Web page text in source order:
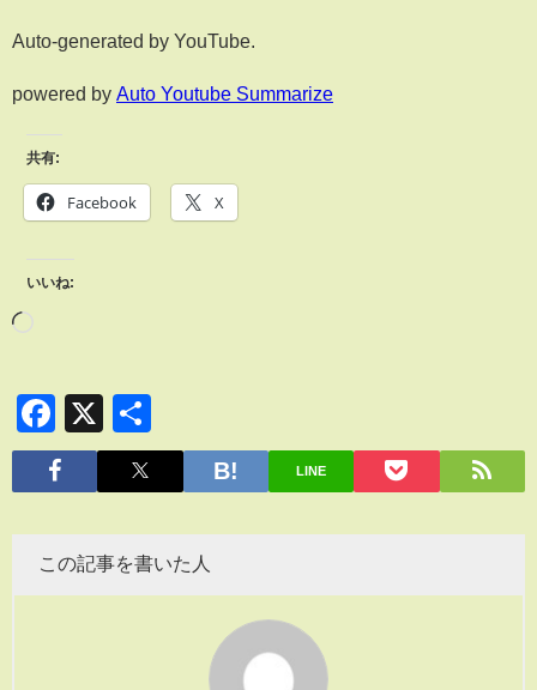
Auto-generated by YouTube.
powered by Auto Youtube Summarize
共有:
Facebook X
いいね:
Facebook
X
有
LINE
この記事を書いた人